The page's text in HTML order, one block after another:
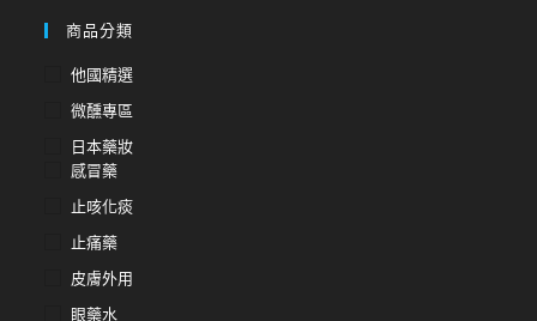
商品分類
他國精選
微醺專區
日本藥妝
感冒藥
止咳化痰
止痛藥
皮膚外用
眼藥水